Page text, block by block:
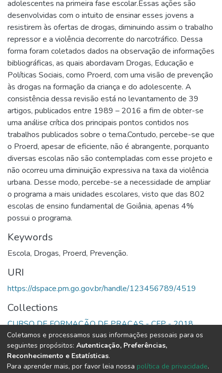
adolescentes na primeira fase escolar.Essas ações são
desenvolvidas com o intuito de ensinar esses jovens a
resistirem às ofertas de drogas, diminuindo assim o trabalho
repressor e a violência decorrente do narcotráfico. Dessa
forma foram coletados dados na observação de informações
bibliográficas, as quais abordavam Drogas, Educação e
Políticas Sociais, como Proerd, com uma visão de prevenção
às drogas na formação da criança e do adolescente. A
consistência dessa revisão está no levantamento de 39
artigos, publicados entre 1989 – 2016 a fim de obter-se
uma análise crítica dos principais pontos contidos nos
trabalhos publicados sobre o tema.Contudo, percebe-se que
o Proerd, apesar de eficiente, não é abrangente, porquanto
diversas escolas não são contempladas com esse projeto e
não ocorreu uma diminuição expressiva na taxa da violência
urbana. Desse modo, percebe-se a necessidade de ampliar
o programa a mais unidades escolares, visto que das 802
escolas de ensino fundamental de Goiânia, apenas 4%
possui o programa.
Keywords
Escola, Drogas, Proerd, Prevenção.
URI
https://dspace.pm.go.gov.br/handle/123456789/4519
Collections
CURSO DE FORMAÇÃO DE PRAÇAS - CFP - 2018
Full item page
Coletamos e processamos suas informações pessoais para os
seguintes propósitos: Autenticação, Preferências,
Reconhecimento e Estatísticas.
Para aprender mais, por favor leia nossa política de privacidade.